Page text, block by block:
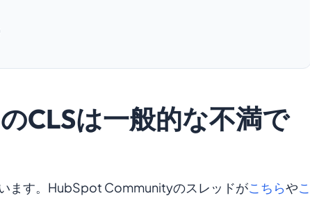
CLSは一般的な不満で
ます。HubSpot Communityのスレッドがこちらやこ